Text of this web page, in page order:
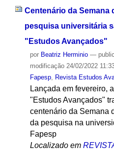
Centenário da Semana
pesquisa universitária
"Estudos Avançados"
por Beatriz Herminio —
modificação24/02/2022
Fapesp, Revista Estudos
Lançada em fevereiro,
"Estudos Avançados"
centenário da Semana
da pesquisa na
Fapesp
Localizado em